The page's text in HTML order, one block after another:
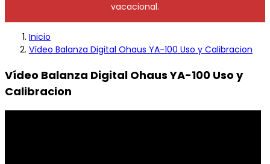
vacacional.
Inicio
Vídeo Balanza Digital Ohaus YA-100 Uso y Calibracion
Vídeo Balanza Digital Ohaus YA-100 Uso y
Calibracion